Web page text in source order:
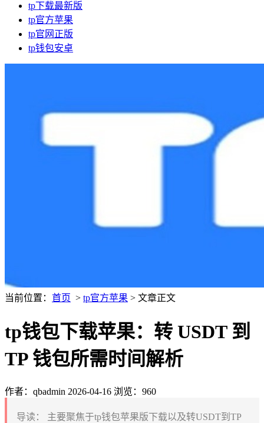
tp下载最新版
tp官方苹果
tp官网正版
tp钱包安卓
当前位置： 首页 > tp官方苹果 > 文章正文
tp钱包下载苹果：转 USDT 到
TP 钱包所需时间解析
作者：qbadmin 2026-04-16 浏览：960
导读：
主要聚焦于tp钱包苹果版下载以及转USDT到TP